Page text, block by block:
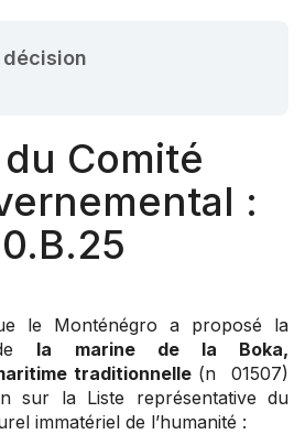
Comité
:
le Monténégro a proposé la
la marine de la Boka,
traditionnelle(n 01507)
sur la Liste représentative du
immatériel de l’humanité :